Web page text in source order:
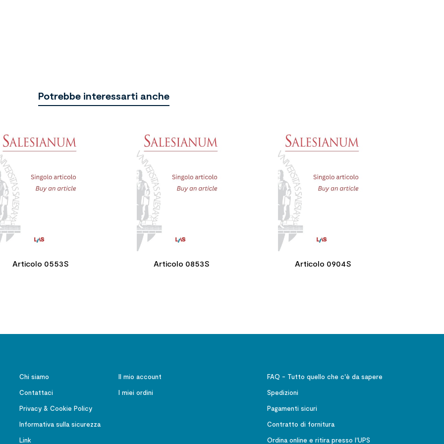
Potrebbe interessarti anche
Articolo 0553S Articolo 0853S Articolo 0904S
Chi siamo
Contattaci
Privacy & Cookie Policy
Informativa sulla sicurezza
Link
Il mio account
I miei ordini
FAQ - Tutto quello che c'è da sapere
Spedizioni
Pagamenti sicuri
Contratto di fornitura
Ordina online e ritira presso l'UPS